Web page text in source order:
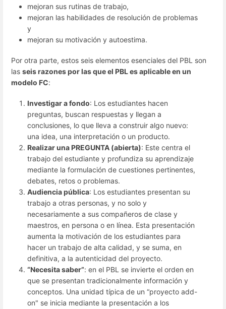
mejoran sus rutinas de trabajo,
mejoran las habilidades de resolución de problemas
y
mejoran su motivación y autoestima.
Por otra parte, estos seis elementos esenciales del PBL son
las seis razones por las que el PBL es aplicable en un
modelo FC:
Investigar a fondo: Los estudiantes hacen
preguntas, buscan respuestas y llegan a
conclusiones, lo que lleva a construir algo nuevo:
una idea, una interpretación o un producto.
Realizar una PREGUNTA (abierta): Este centra el
trabajo del estudiante y profundiza su aprendizaje
mediante la formulación de cuestiones pertinentes,
debates, retos o problemas.
Audiencia pública: Los estudiantes presentan su
trabajo a otras personas, y no solo y
necesariamente a sus compañeros de clase y
maestros, en persona o en línea. Esta presentación
aumenta la motivación de los estudiantes para
hacer un trabajo de alta calidad, y se suma, en
definitiva, a la autenticidad del proyecto.
“Necesita saber”: en el PBL se invierte el orden en
que se presentan tradicionalmente información y
conceptos. Una unidad típica de un “proyecto add-
on" se inicia mediante la presentación a los